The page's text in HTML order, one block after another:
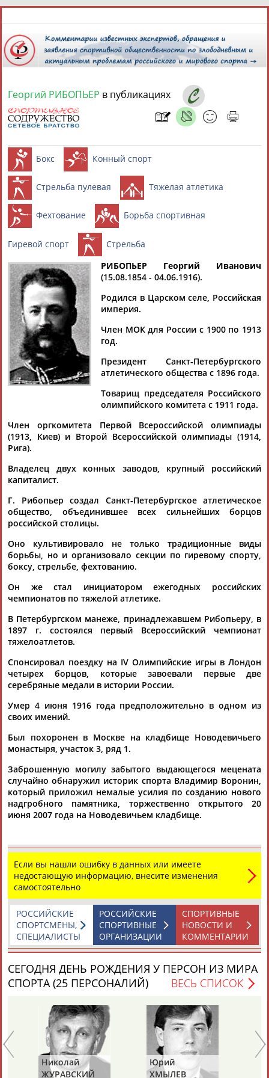
8 августа 2026 года,14:05
Найдено: 13181 Расширенный поиск
Аслаудин
АБАЕВ
АБАИМОВА
Мария
АБАКУМОВА
АБАЛАКИНА
Дмитрий
АБАРЕНОВ
Тамилла
АБАСОВА
Рамазан
АБАЧАРАЕВ
Ростом
АБАШИДЗЕ
Флюра
АББАТЕ-
БУЛАТОВА
Татьяна
АББЯСОВА
Каримжан
АБДРАХМАНОВ
Аделя
АБДРАХМАНОВА
Андрей
АБДУВАЛИЕВ
АБДУЛАЕВ
Рамазан
Тагир
Камалудин
Магомед
24 персон из 13181
ЕЩЁ ПЕРСОНЫ
ТАБЛО АКТИВНОСТИ
ЦЕЛИ ПРОЕКТА
Вопросы сотрудничества и совместной деятельностиinform@infosport.ru
Стадион, 1998-2026
Разработка и поддержка ООО НАИТ «Стадион»
Адресов в новостной рассылке: 996
Георгий РИБОПЬЕР в публикациях
Бокс Конный спорт
Стрельба пулевая
Фехтование
Гиревой спорт Стрельба
РИБОПЬЕР Георгий Иванович
(15.08.1854 - 04.06.1916).
Родился в Царском селе, Российская
империя.
Член МОК для России с 1900 по 1913
год.
Президент Санкт-Петербургского
атлетического общества с 1896 года.
Товарищ председателя Российского
олимпийского комитета с 1911 года.
Член оргкомитета Первой Всероссийской олимпиады
(1913, Киев) и Второй Всероссийской олимпиады (1914,
Рига).
Владелец двух конных заводов, крупный российский
капиталист.
Г. Рибопьер создал Санкт-Петербургское атлетическое
общество, объединившее всех сильнейших борцов
российской столицы.
Оно культивировало не только традиционные виды
борьбы, но и организовало секции по гиревому спорту,
боксу, стрельбе, фехтованию.
Он же стал инициатором ежегодных российских
чемпионатов по тяжелой атлетике.
В Петербургском манеже, принадлежавшем Рибопьеру, в
1897 г. состоялся первый Всероссийский чемпионат
тяжелоатлетов.
Спонсировал поездку на IV Олимпийские игры в Лондон
четырех борцов, которые завоевали первые две
серебряные медали в истории России.
Умер 4 июня 1916 года предположительно в одном из
своих имений.
Был похоронен в Москве на кладбище Новодевичьего
монастыря, участок 3, ряд 1.
Заброшенную могилу забытого выдающегося мецената
случайно обнаружил историк спорта Владимир Воронин,
который приложил немалые усилия по созданию нового
надгробного памятника, торжественно открытого 20
июня 2007 года на Новодевичьем кладбище.
Если вы нашли ошибку в данных или имеете
недостающую информацию, внесите изменения
самостоятельно
СПОРТИВНЫЕ
НОВОСТИ И
КОММЕНТАРИИ
РОССИЙСКИЕ
СПОРТИВНЫЕ
ОРГАНИЗАЦИИ
РОССИЙСКИЕ
СПОРТСМЕНЫ,
СПЕЦИАЛИСТЫ
СЕГОДНЯ ДЕНЬ РОЖДЕНИЯ У ПЕРСОН ИЗ МИРА
СПОРТА (25 ПЕРСОНАЛИЙ)
ВЕСЬ СПИСОК
Николай
ЖУРАВСКИЙ
Юрий
ХМЫЛЕВ